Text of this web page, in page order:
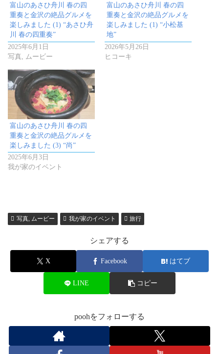
富山のあさひ舟川 春の四
重奏と金沢の絶品グルメを
楽しみました (1) “あさひ舟
川 春の四重奏”
2025年6月1日
写真, ムービー
富山のあさひ舟川 春の四
重奏と金沢の絶品グルメを
楽しみました (1) “小松基
地”
2026年5月26日
ヒコーキ
富山のあさひ舟川 春の四
重奏と金沢の絶品グルメを
楽しみました (3) “尚”
2025年6月3日
我が家のイベント
写真, ムービー 我が家のイベント 旅行
シェアする
X Facebook はてブ
LINE コピー
poohをフォローする